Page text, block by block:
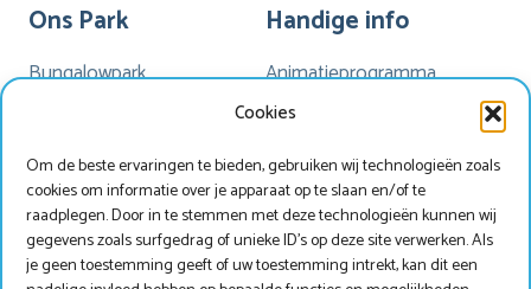
Cookies
Om de beste ervaringen te bieden, gebruiken wij technologieën zoals
cookies om informatie over je apparaat op te slaan en/of te
raadplegen. Door in te stemmen met deze technologieën kunnen wij
gegevens zoals surfgedrag of unieke ID's op deze site verwerken. Als
je geen toestemming geeft of uw toestemming intrekt, kan dit een
Ons Park
Bungalowpark
Faciliteiten
Plattegrond
Handige info
Animatieprogramma
Mijn Marveld
Nieuwsbrieven
Nieuws